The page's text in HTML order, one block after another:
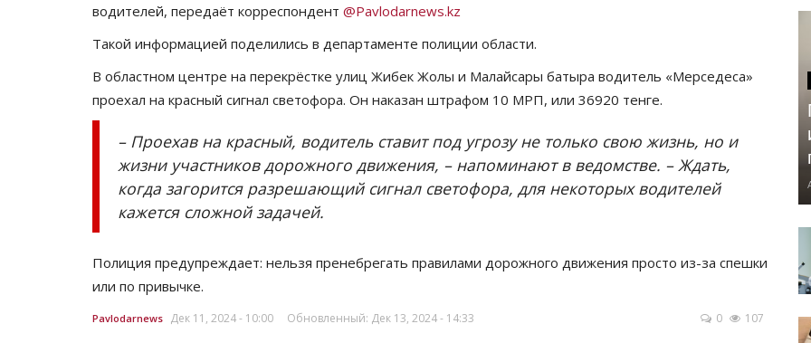
водителей, передаёт корреспондент @Pavlodarnews.kz
Такой информацией поделились в департаменте полиции области.
В областном центре на перекрёстке улиц Жибек Жолы и Малайсары батыра водитель «Мерседеса»
проехал на красный сигнал светофора. Он наказан штрафом 10 МРП, или 36920 тенге.
– Проехав на красный, водитель ставит под угрозу не только свою жизнь, но и
жизни участников дорожного движения, – напоминают в ведомстве. – Ждать,
когда загорится разрешающий сигнал светофора, для некоторых водителей
кажется сложной задачей.
Полиция предупреждает: нельзя пренебрегать правилами дорожного движения просто из-за спешки
или по привычке.
Pavlodarnews Дек 11, 2024 - 10:00 Обновленный: Дек 13, 2024 - 14:33 0 107